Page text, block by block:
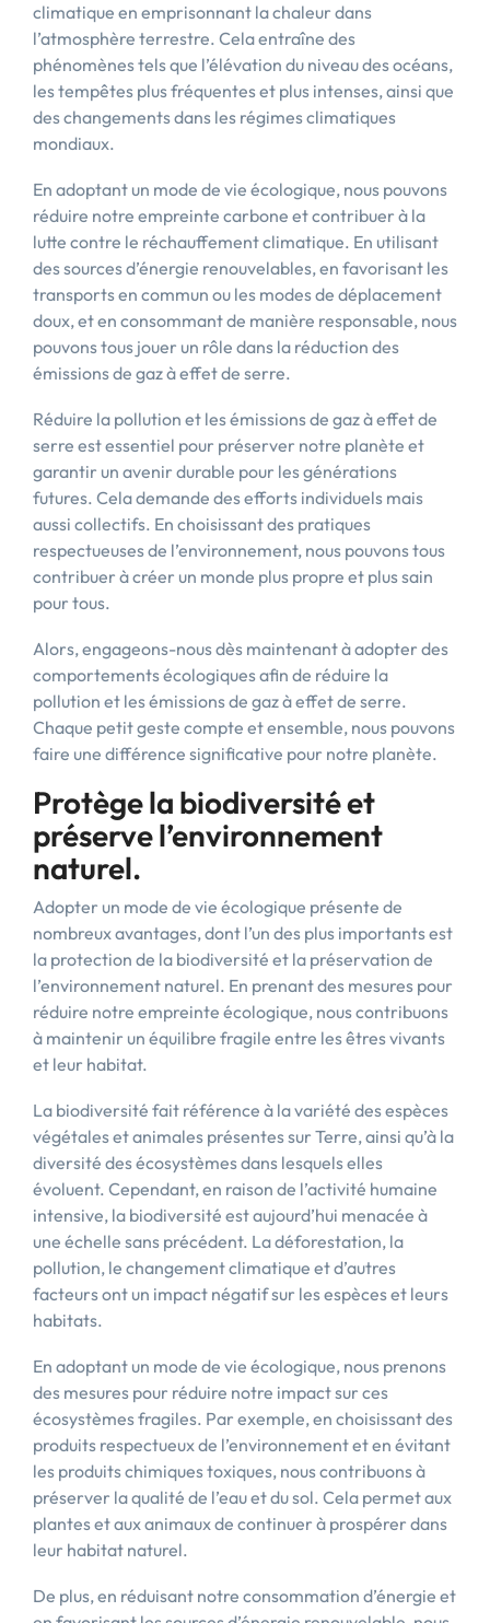
climatique en emprisonnant la chaleur dans
l’atmosphère terrestre. Cela entraîne des
phénomènes tels que l’élévation du niveau des océans,
les tempêtes plus fréquentes et plus intenses, ainsi que
des changements dans les régimes climatiques
mondiaux.
En adoptant un mode de vie écologique, nous pouvons
réduire notre empreinte carbone et contribuer à la
lutte contre le réchauffement climatique. En utilisant
des sources d’énergie renouvelables, en favorisant les
transports en commun ou les modes de déplacement
doux, et en consommant de manière responsable, nous
pouvons tous jouer un rôle dans la réduction des
émissions de gaz à effet de serre.
Réduire la pollution et les émissions de gaz à effet de
serre est essentiel pour préserver notre planète et
garantir un avenir durable pour les générations
futures. Cela demande des efforts individuels mais
aussi collectifs. En choisissant des pratiques
respectueuses de l’environnement, nous pouvons tous
contribuer à créer un monde plus propre et plus sain
pour tous.
Alors, engageons-nous dès maintenant à adopter des
comportements écologiques afin de réduire la
pollution et les émissions de gaz à effet de serre.
Chaque petit geste compte et ensemble, nous pouvons
faire une différence significative pour notre planète.
Protège la biodiversité et
préserve l’environnement
naturel.
Adopter un mode de vie écologique présente de
nombreux avantages, dont l’un des plus importants est
la protection de la biodiversité et la préservation de
l’environnement naturel. En prenant des mesures pour
réduire notre empreinte écologique, nous contribuons
à maintenir un équilibre fragile entre les êtres vivants
et leur habitat.
La biodiversité fait référence à la variété des espèces
végétales et animales présentes sur Terre, ainsi qu’à la
diversité des écosystèmes dans lesquels elles
évoluent. Cependant, en raison de l’activité humaine
intensive, la biodiversité est aujourd’hui menacée à
une échelle sans précédent. La déforestation, la
pollution, le changement climatique et d’autres
facteurs ont un impact négatif sur les espèces et leurs
habitats.
En adoptant un mode de vie écologique, nous prenons
des mesures pour réduire notre impact sur ces
écosystèmes fragiles. Par exemple, en choisissant des
produits respectueux de l’environnement et en évitant
les produits chimiques toxiques, nous contribuons à
préserver la qualité de l’eau et du sol. Cela permet aux
plantes et aux animaux de continuer à prospérer dans
leur habitat naturel.
De plus, en réduisant notre consommation d’énergie et